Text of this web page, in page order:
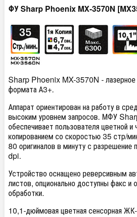
ФУ Sharp Phoenix MX-3570N
Sharp Phoenix MX-3570N -
формата А3+.
Аппарат ориентирован на работу в
высоким уровнем запросов. МФУ
обеспечивает пользователя цветной
копированием со скоростью 35 стр/
80 оригиналов в минуту с
dpi.
Устройство оснащено реверсивным
листов, опционально доступны факс и
обработки.
10,1-дюймовая цветная сенсорная ЖК-